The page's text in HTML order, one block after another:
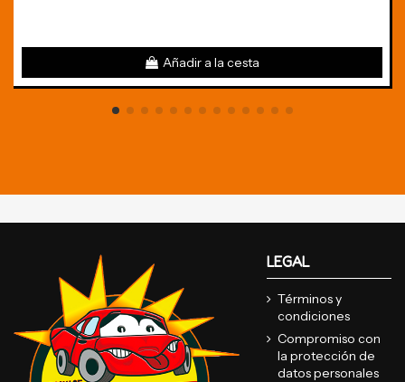
Añadir a la cesta
LEGAL
Términos y
condiciones
Compromiso con
la protección de
datos personales